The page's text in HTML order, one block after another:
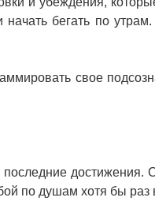
бегать по
свое
последние достижения.
по душам хотя бы раз